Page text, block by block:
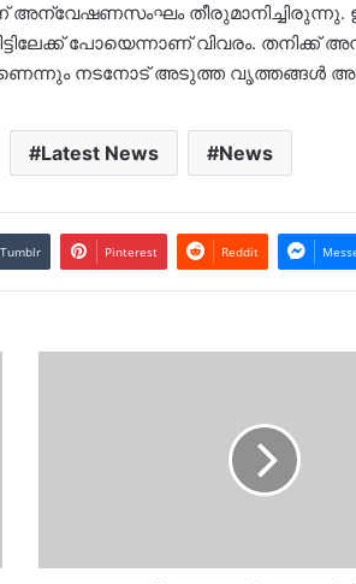
അന്വേഷണസംഘം തീരുമാനിച്ചിരുന്നു.
പോയെന്നാണ് വിവരം.
നടനോട് അടുത്ത വൃത്തങ്ങൾ
Latest News News
Tumblr Pinterest Reddit
കണ്ടെത്തി